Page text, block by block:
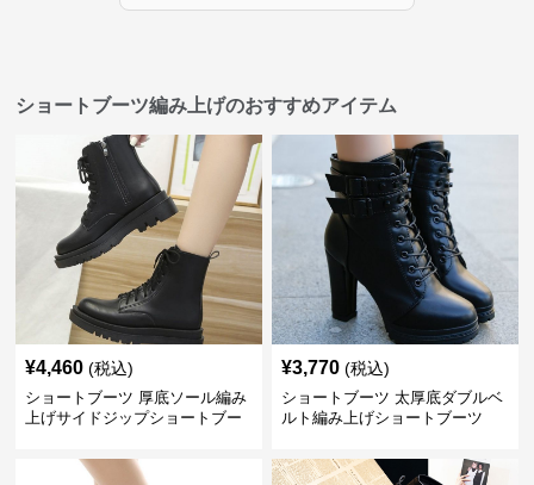
ショートブーツ編み上げのおすすめアイテム
¥4,460 (税込)
ショートブーツ 厚底ソール編み
上げサイドジップショートブー
¥3,770 (税込)
ショートブーツ 太厚底ダブルベ
ルト編み上げショートブーツ